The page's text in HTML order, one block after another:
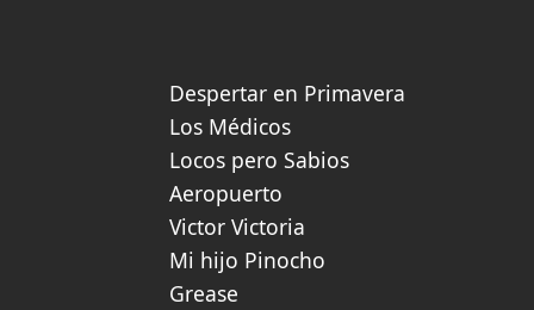
Despertar en Primavera
Los Médicos
Locos pero Sabios
Aeropuerto
Victor Victoria
Mi hijo Pinocho
Grease